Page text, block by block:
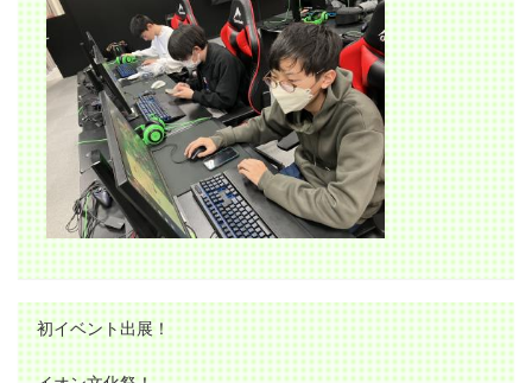
初イベント出展！